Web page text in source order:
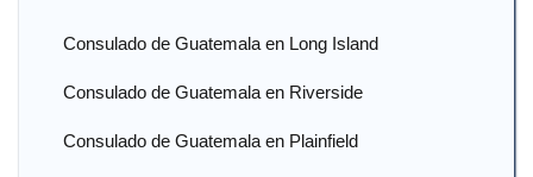
Consulado de Guatemala en Long Island
Consulado de Guatemala en Riverside
Consulado de Guatemala en Plainfield